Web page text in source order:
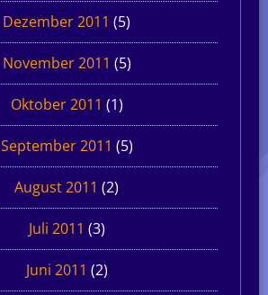
Dezember 2011 (5)
November 2011 (5)
Oktober 2011 (1)
September 2011 (5)
August 2011 (2)
Juli 2011 (3)
Juni 2011 (2)